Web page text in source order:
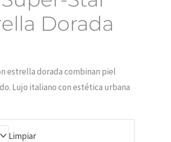
Dorada
estrella dorada combinan piel
Lujo italiano con estética urbana
Limpiar